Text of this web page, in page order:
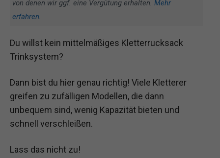
von denen wir ggf. eine Vergütung erhalten. Mehr
erfahren.
Du willst kein mittelmäßiges Kletterrucksack
Trinksystem?
Dann bist du hier genau richtig! Viele Kletterer
greifen zu zufälligen Modellen, die dann
unbequem sind, wenig Kapazität bieten und
schnell verschleißen.
Lass das nicht zu!